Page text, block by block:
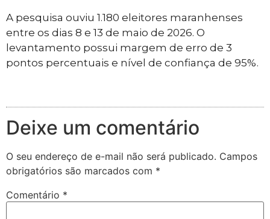
A pesquisa ouviu 1.180 eleitores maranhenses
entre os dias 8 e 13 de maio de 2026. O
levantamento possui margem de erro de 3
pontos percentuais e nível de confiança de 95%.
Deixe um comentário
O seu endereço de e-mail não será publicado. Campos
obrigatórios são marcados com *
Comentário *